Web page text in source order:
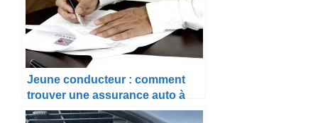
Jeune conducteur : comment
trouver une assurance auto à
petit prix ?